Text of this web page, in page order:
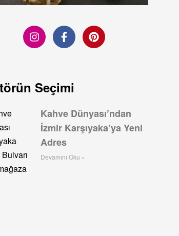
Seçimi
Kahve Dünyası’ndan
İzmir Karşıyaka’ya Yeni
Adres
Devamını Oku »